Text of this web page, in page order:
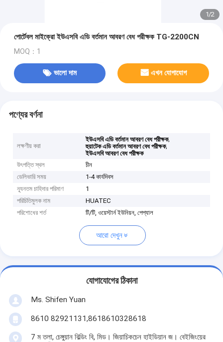
1/2
পোর্টেবল মাইক্রো ইউএসবি এডি বর্তমান আবরণ বেধ পরীক্ষক TG-2200CN
MOQ：1
ভালো দাম এখন যোগাযোগ
পণ্যের বর্ণনা
লক্ষণীয় করা
ইউএসবি এডি বর্তমান আবরণ বেধ পরীক্ষক,
হুয়াটেক এডি বর্তমান আবরণ বেধ পরীক্ষক,
ইউএসবি আবরণ বেধ পরীক্ষক
উৎপত্তি স্থল
চীন
ডেলিভারি সময়
1-4 কার্যদিবস
ন্যূনতম চাহিদার পরিমাণ
1
পরিচিতিমুলক নাম
HUATEC
পরিশোধের শর্ত
টি/টি, ওয়েস্টার্ন ইউনিয়ন, পেপ্যাল
আরো দেখুন
যোগাযোগের ঠিকানা
Ms. Shifen Yuan
8610 82921131,8618610328618
7 ম তলা, চেঙ্গুয়ান বিল্ডিং বি, মিড। জিয়াচিকচেন হাইডিয়ান জ। বেইজিংয়ের